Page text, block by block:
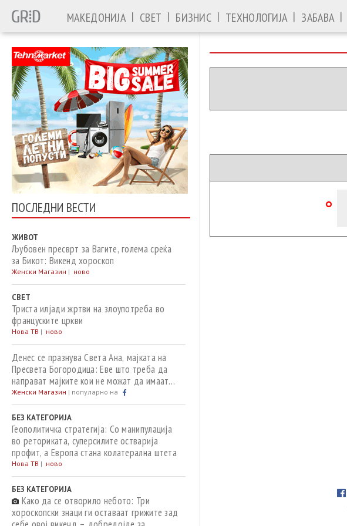
МАКЕДОНИЈА | СВЕТ | БИЗНИС | ТЕХНОЛОГИЈА | ЗАБАВА |
ПОСЛЕДНИ ВЕСТИ
ЖИВОТ
Љубовен пресврт за Вагите, голема среќа
за Бикот: Викенд хороскоп
Женски Магазин | ново
СВЕТ
Триста илјади жртви на злоупотреба во
француските цркви
Нова ТВ | ново
Денес се празнува Света Ана, мајката на
Пресвета Богородица: Еве што треба да
направат мајките кои не можат да имаат
деца
Женски Магазин | популарно на
БЕЗ КАТЕГОРИЈА
Геополитичка стратегија: Со манипулација
во реториката, суперсилите остварија
профит, а Европа стана колатерална штета
Нова ТВ | ново
БЕЗ КАТЕГОРИЈА
Како да се отворило небото: Три
хороскопски знаци ги оставаат грижите зад
°